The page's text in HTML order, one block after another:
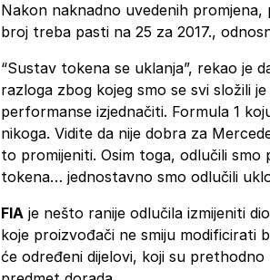
Nakon naknadno uvedenih
broj treba pasti na 25 za 2017.,
“Sustav tokena se uklanja”, rekao je
razloga zbog kojeg smo se svi složili
performanse izjednačiti. Formula 1
nikoga. Vidite da nije dobra za
to promijeniti. Osim toga, odlučili
tokena… jednostavno smo odlučili
FIA je nešto ranije odlučila izmijeniti
koje proizvođači ne smiju modificirati
će određeni dijelovi, koji su